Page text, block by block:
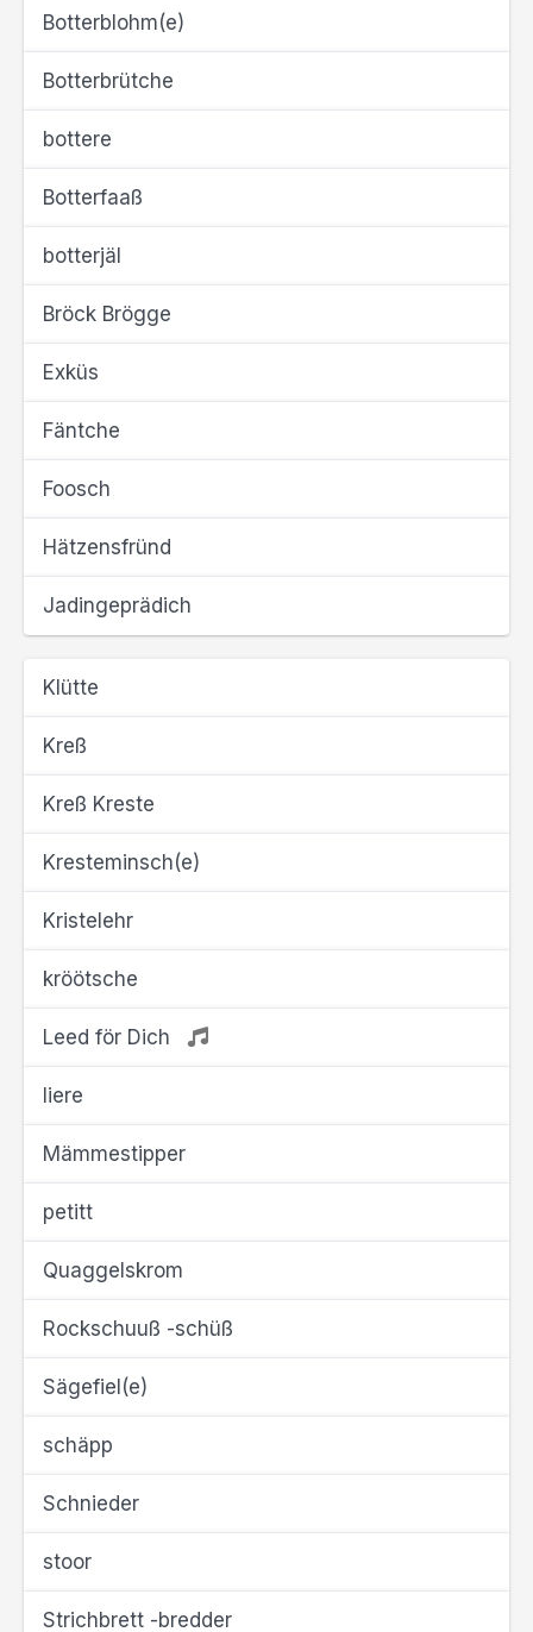
Botterblohm(e)
Botterbrütche
bottere
Botterfaaß
botterjäl
Bröck Brögge
Exküs
Fäntche
Foosch
Hätzensfründ
Jadingeprädich
Klütte
Kreß
Kreß Kreste
Kresteminsch(e)
Kristelehr
kröötsche
Leed för Dich
liere
Mämmestipper
petitt
Quaggelskrom
Rockschuuß -schüß
Sägefiel(e)
schäpp
Schnieder
stoor
Strichbrett -bredder